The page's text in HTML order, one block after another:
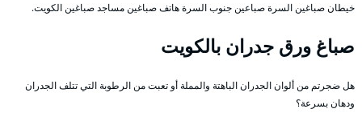
خيطان صباغين السرة صباعين جنوب السرة هاتف صباغين مساجد صباغين الكويت.
صباغ ورق جدران بالكويت
هل ضجرتم من ألوان الجدران الباهتة والمملة أو تعبت من الرطوبة التي تتلف الجدران
ودهان بسرعة؟